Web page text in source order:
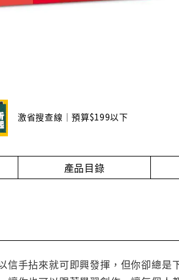
激省搜查線｜預算$199以下
產品目錄
信手拈來就可即興發揮，但你卻總